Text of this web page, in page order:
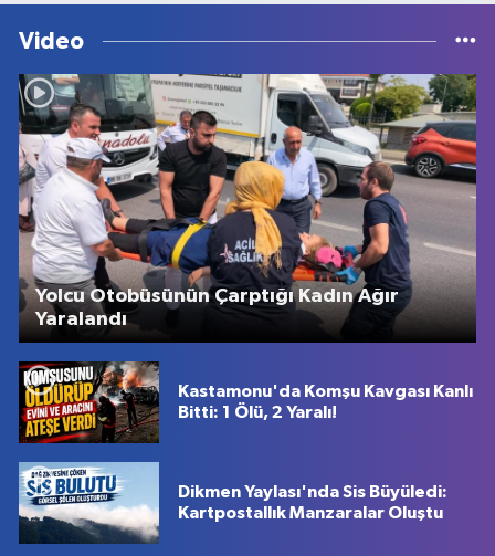
Video
Yolcu Otobüsünün Çarptığı Kadın Ağır
Yaralandı
Kastamonu'da Komşu Kavgası Kanlı
Bitti: 1 Ölü, 2 Yaralı!
Dikmen Yaylası'nda Sis Büyüledi:
Kartpostallık Manzaralar Oluştu